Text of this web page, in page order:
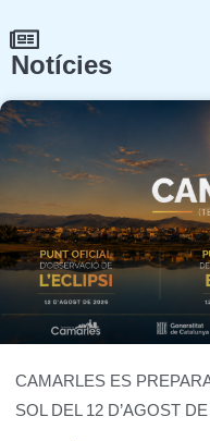
Notícies
CAMARLES ES
SOL DEL 12 D’AGOST